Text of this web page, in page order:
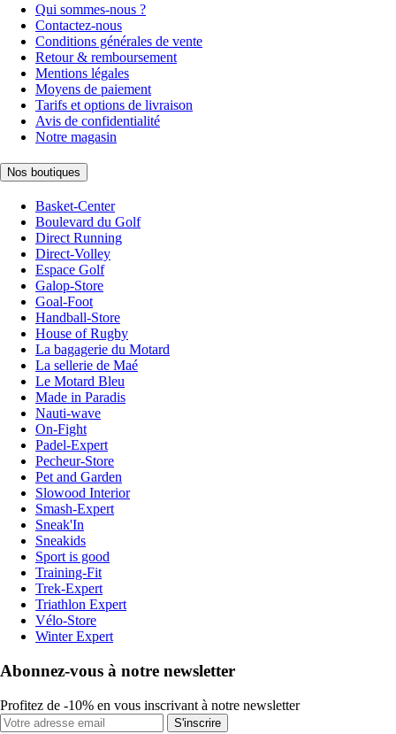
Qui sommes-nous ?
Contactez-nous
Conditions générales de vente
Retour & remboursement
Mentions légales
Moyens de paiement
Tarifs et options de livraison
Avis de confidentialité
Notre magasin
Nos boutiques
Basket-Center
Boulevard du Golf
Direct Running
Direct-Volley
Espace Golf
Galop-Store
Goal-Foot
Handball-Store
House of Rugby
La bagagerie du Motard
La sellerie de Maé
Le Motard Bleu
Made in Paradis
Nauti-wave
On-Fight
Padel-Expert
Pecheur-Store
Pet and Garden
Slowood Interior
Smash-Expert
Sneak'In
Sneakids
Sport is good
Training-Fit
Trek-Expert
Triathlon Expert
Vélo-Store
Winter Expert
Abonnez-vous à notre newsletter
Profitez de -10% en vous inscrivant à notre newsletter
S'inscrire